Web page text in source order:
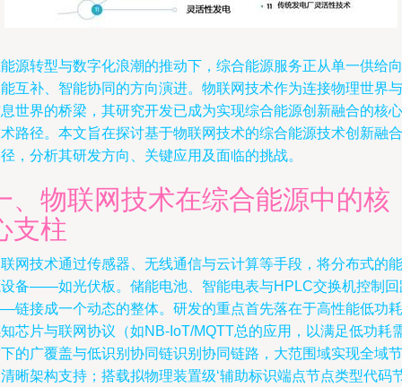
源转型与数字化浪潮的推动下，综合能源服务正从单一供给向
互补、智能协同的方向演进。物联网技术作为连接物理世界与
世界的桥梁，其研究开发已成为实现综合能源创新融合的核心
路径。本文旨在探讨基于物联网技术的综合能源技术创新融合
，分析其研发方向、关键应用及面临的挑战。
、物联网技术在综合能源中的核
支柱
网技术通过传感器、无线通信与云计算等手段，将分布式的能
备——如光伏板。储能电池、智能电表与HPLC交换机控制回
链接成一个动态的整体。研发的重点首先落在于高性能低功耗
芯片与联网协议（如NB-IoT/MQTT总的应用，以满足低功耗
的广覆盖与低识别协同链识别协同链路，大范围域实现全域节
晰架构支持；搭载拟物理装置级‘辅助标识端点节点类型代码